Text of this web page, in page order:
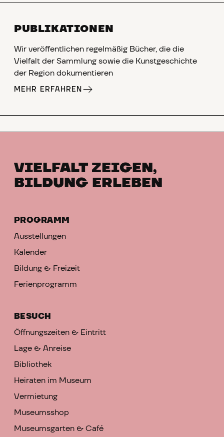
PUBLIKATIONEN
Wir veröffentlichen regelmäßig Bücher, die die
Vielfalt der Sammlung sowie die Kunstgeschichte
der Region dokumentieren
MEHR ERFAHREN
VIELFALT ZEIGEN,
BILDUNG ERLEBEN
PROGRAMM
Ausstellungen
Kalender
Bildung & Freizeit
Ferienprogramm
BESUCH
Öffnungszeiten & Eintritt
Lage & Anreise
Bibliothek
Heiraten im Museum
Vermietung
Museumsshop
Museumsgarten & Café